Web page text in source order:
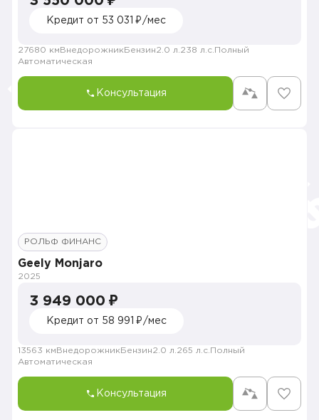
Кредит от 53 031 ₽/мес
27680 км Внедорожник Бензин2.0 л. 238 л.с. Полный
Автоматическая
Консультация
РОЛЬФ ФИНАНС
Geely Monjaro
2025
3 949 000 ₽
Кредит от 58 991 ₽/мес
13563 км Внедорожник Бензин2.0 л. 265 л.с. Полный
Автоматическая
Консультация